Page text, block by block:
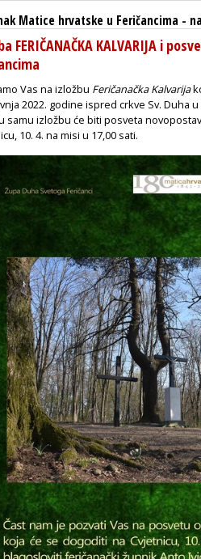
Matice hrvatske u Feričancima -
FERIČANAČKA KALVARIJA i
Vas na izložbu Feričanačka Kalvarija
2022. godine ispred crkve Sv. Duha u
samu izložbu će biti posveta
10. 4. na misi u 17,00 sati.